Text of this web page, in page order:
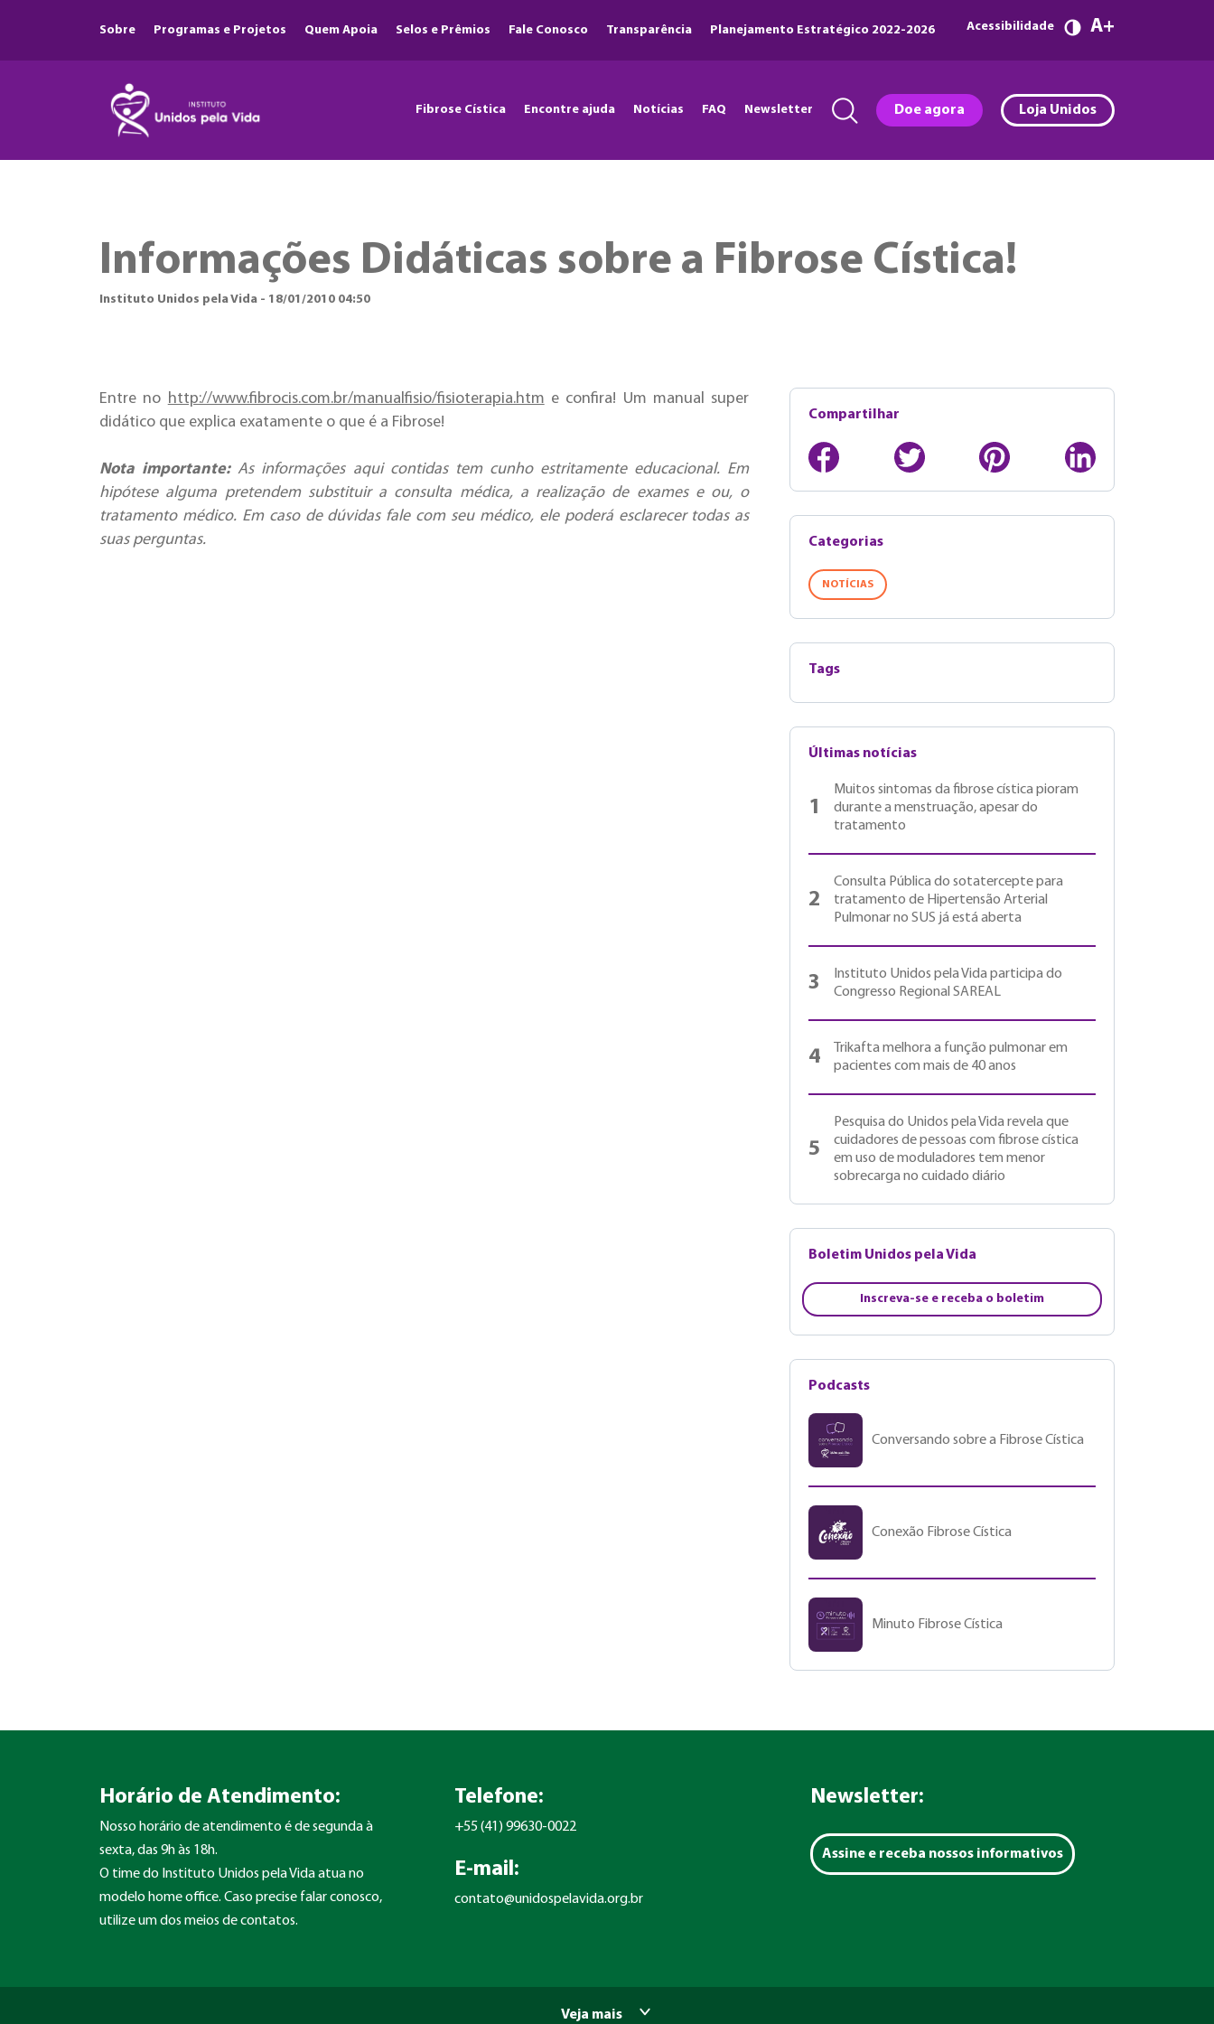
Sobre Programas e Projetos Quem Apoia Selos e Prêmios Fale Conosco Transparência Planejamento Estratégico 2022-2026 Acessibilidade A
Fibrose Cística Encontre ajuda Notícias FAQ Newsletter Doe agora Loja Unidos
Informações Didáticas sobre a Fibrose Cística!
Instituto Unidos pela Vida - 18/01/2010 04:50
Entre no http://www.fibrocis.com.br/manualfisio/fisioterapia.htm e confira! Um manual super
didático que explica exatamente o que é a Fibrose!
Nota importante:As informações aqui contidas tem cunho estritamente educacional. Em
hipótese alguma pretendem substituir a consulta médica, a realização de exames e ou, o
tratamento médico. Em caso de dúvidas fale com seu médico, ele poderá esclarecer todas as
suas perguntas.
Compartilhar
Categorias
NOTÍCIAS
Tags
Últimas notícias
1
Muitos sintomas da fibrose cística pioram
durante a menstruação, apesar do
tratamento
2
Consulta Pública do sotatercepte para
tratamento de Hipertensão Arterial
Pulmonar no SUS já está aberta
3
Instituto Unidos pela Vida participa do
Congresso Regional SAREAL
4
Trikafta melhora a função pulmonar em
pacientes com mais de 40 anos
5
Pesquisa do Unidos pela Vida revela que
cuidadores de pessoas com fibrose cística
em uso de moduladores tem menor
sobrecarga no cuidado diário
Boletim Unidos pela Vida
Inscreva-se e receba o boletim
Podcasts
Conversando sobre a Fibrose Cística
Conexão Fibrose Cística
Minuto Fibrose Cística
Horário de Atendimento:
Nosso horário de atendimento é de segunda à
sexta, das 9h às 18h.
O time do Instituto Unidos pela Vida atua no
modelo home office. Caso precise falar conosco,
utilize um dos meios de contatos.
Telefone:
+55 (41) 99630-0022
E-mail:
contato@unidospelavida.org.br
Newsletter:
Assine e receba nossos informativos
Veja mais